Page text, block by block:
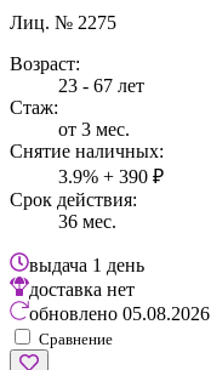
Лиц. № 2275
Возраст:
23 - 67 лет
Стаж:
от 3 мес.
Снятие наличных:
3.9% + 390 ₽
Срок действия:
36 мес.
выдача 1 день
доставка нет
обновлено 05.08.2026
Сравнение